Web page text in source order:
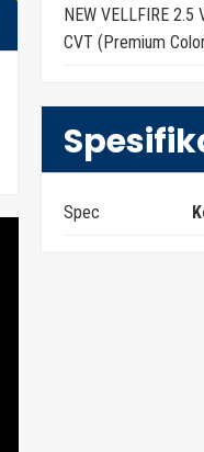
NEW VELLFIRE 2.5
CVT (Premium
Spec